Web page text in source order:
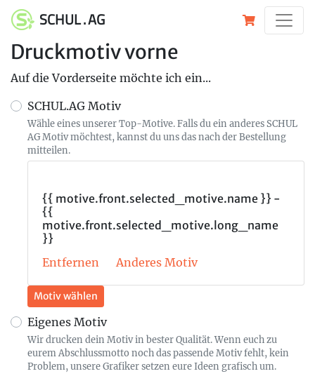
SCHUL . AG
Druckmotiv vorne
Auf die Vorderseite möchte ich ein...
SCHUL.AG Motiv
Wähle eines unserer Top-Motive. Falls du ein anderes SCHUL
AG Motiv möchtest, kannst du uns das nach der Bestellung
mitteilen.
{{ motive.front.selected_motive.name }} -
{{
motive.front.selected_motive.long_name
}}
Entfernen
Anderes Motiv
Motiv wählen
Eigenes Motiv
Wir drucken dein Motiv in bester Qualität. Wenn euch zu
eurem Abschlussmotto noch das passende Motiv fehlt, kein
Problem, unsere Grafiker setzen eure Ideen grafisch um.